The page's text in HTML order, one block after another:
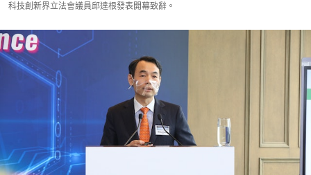
科技創新界立法會議員邱達根發表開幕致辭。